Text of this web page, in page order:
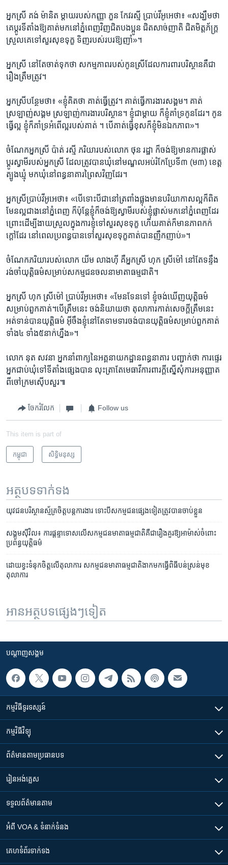
អ្នកស្រី ​គង់ ​ម៉ានិត ​ម្ដាយ​របស់​កញ្ញា​ ភួន​ កែវរស្មី​ ប្រាប់​វីអូអេ​ថា៖ ​«សង្ឃឹម​ថា​
គេ​ប្តូរ​ទីតាំង​ឱ្យ​គាត់​មក​នៅ​ភ្នំពេញ​វិញ​ជិត​បង​ប្អូន​ ជិត​សាច់​ញាតិ​ ជិត​មិត្ត​ភ័ក្ត្រ​
ស្រួល​គេ​ទៅ​សួរ​សុខទុក្ខ ​ទិញ​របស់​របរ​ឱ្យ​ញាំ»។​
អ្នកស្រី ​នៅ​តែ​ចាត់​ទុក​ថា ​សកម្ម​ភាព​របស់​កូនស្រី​ដែល​ការពារ​បរិស្ថាន​គឺ​ជា​
រឿង​ត្រឹម​ត្រូវ។​
អ្នកស្រី​បន្ថែម​ថា៖​ «ខ្ញុំ​គិត​ថា​ គាត់​ធ្វើ​ត្រូវ។ ​គាត់​ធ្វើ​ការ​ងារ​សង្គម។​ គាត់​
ស្រឡាញ់​សង្គម​ ស្រឡាញ់​ការងារ​បរិស្ថាន។​ ខ្ញុំ​ជា​ម្តាយ​ ក៏​ខ្ញុំ​គាំទ្រ​កូន​ដែរ។​ កូន​
ធ្វើ​ល្អ ​ខ្ញុំ​ក៏​គាំទ្រ​អំពើ​ល្អ​របស់​គាត់ ។ ​បើ​គាត់​ធ្វើ​ខុស​ក៏​ខ្ញុំ​មិន​ឯកភាព»។​
ចំណែក​អ្នកស្រី​ ប៉ាត់ ​រស្មី ​ភរិយា​របស់​លោក​ ថុន រដ្ឋា​ ក៏​ចង់​ឱ្យ​មាន​ការ​ផ្លាស់​
ប្តូរ​ស្វាមី​របស់​អ្នកស្រី​ ដែល​ត្រូវ​បាន​ឃុំ​នៅ​មណ្ឌល​អប់រំ​កែប្រែ​ទី​៣ ​(ម៣) ​ខេត្ត​
ត្បូងឃ្មុំ ​មក​ឃុំ​នៅ​ពន្ធនាគារ​ព្រៃ​ស​វិញ​ដែរ។
អ្នកស្រី​ប្រាប់​វីអូអេ​ថា៖​ «បើទោះ​បី​ជា​នៅ​ត្រពាំង​ផ្លុង​មាន​បរិយាកាស​ល្អ​ក៏​ពិត​
មែន​ល្អ​ជាង​នៅ​ភ្នំពេញ ​ក៏​ប៉ុន្តែ​ខ្ញុំ​ក៏​ចង់​ឱ្យ​ស្វាមី​របស់​ខ្ញុំ​ផ្លាស់​មក​នៅ​ភ្នំពេញ​ដែរ​
ព្រោះ​ដើម្បី​ងាយ​ស្រួល​ក្នុង​ការ​ខ្ញុំ​ទៅ​សួរ​សុខ​ទុក្ខ​ ហើយ​គាត់​ក៏​មាន​ភាព​កក់​
ក្តៅ​ដែរ​ នៅ​ពេល​ប្រពន្ធ​បាន​ទៅ​សួរ​សុខទុក្ខ​គាត់​បាន​ញឹក​ញាប់»។​
ចំណែក​ភរិយា​របស់​លោក ​យីម​ លាងហ៊ី​ គឺ​អ្នកស្រី​ ហុក ស្រីម៉ៅ ​នៅតែ​ទន្ទឹង​
រង់ចាំ​យុត្តិធម៌​សម្រាប់​សកម្ម​ជន​ចលនា​មាតា​ធម្ម​ជាតិ។​
អ្នកស្រី ​ហុក ស្រីម៉ៅ ​ប្រាប់​វីអូអេ​ថា៖​ «មែន​ទែន​ទៅ ​ខ្ញុំចង់​ឃើញ​យុត្តិធម៌​
សម្រាប់​ពួក​គាត់។​បើ​ត្រឹម​នេះ ​ចង់​និយាយ​ថា ​តុលាការ​កាត់​សេចក្តី​ត្រឹម​នេះ ​
អត់​ទាន់​បាន​យុត្តិធម៌ ​អ៊ីចឹង​ខ្ញុំ​នៅ​តែ​ទាមទារ​ចង់​បាន​យុត្តិធម៌​សម្រាប់​ពួកគាត់ ​
ទាំង​៤ ​ទាំង​៥​នាក់​ហ្នឹង»។​
លោក ​នុត សវនា ​អ្នកនាំ​ពាក្យ​នៃ​អគ្គ​នាយកដ្ឋាន​ពន្ធនាគារ​ បញ្ជាក់​ថា ​ការ​ផ្ទេរ​
អ្នក​ជាប់​ឃុំ​ទៅ​ទីតាំង​ផ្សេង​បាន​ លុះត្រា​តែ​មេធាវី​ការពារក្តី​ស្នើ​សុំ​ការ​អនុញ្ញាត​
ពី​ចៅក្រម​ស៊ើប​សួរ៕​
ចែករំលែក Follow us
This item is part of
កម្ពុជា សិទ្ធិ​មនុស្ស
អត្ថបទ​ទាក់ទង
យុវជន​​បរិស្ថាន​​ស្ម័គ្រ​ចិត្ត​​បន្ត​​ការងារ ទោះបី​​សកម្មជន​​ផ្សេង​​ទៀត​​ត្រូវបាន​​ចាប់​​ខ្លួន
សង្គម​ស៊ីវិល៖ ការ​ផ្តន្ទាទោស​លើ​សកម្មជន​មាតា​ធម្មជាតិ​គឺ​ជា​រឿង​គួរ​ឱ្យ​អាម៉ាស់​ចំពោះ​
ប្រព័ន្ធយុត្តិធម៌
ដោយ​ខ្វះ​ទំនុក​ចិត្ត​លើ​តុលាការ សកម្មជន​មាតា​ធម្មជាតិ​ងាក​មក​ធ្វើ​ពិធី​បន់ស្រន់​មុខ​
តុលាការ
អានអត្ថបទផ្សេងៗទៀត
បណ្តាញ​សង្គម
កម្មវិធី​ទូរទស្សន៍
កម្មវិធី​វិទ្យុ
ព័ត៌មាន​តាមប្រធានបទ​
រៀន​​អង់គ្លេស
ទទួល​ព័ត៌មាន​តាម
អំពី​ VOA & ទំនាក់ទំនង
គេហទំព័រ​​ទាក់ទង